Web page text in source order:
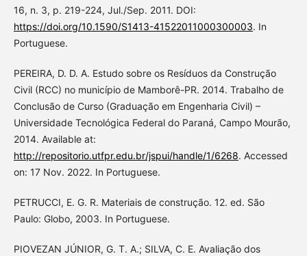
16, n. 3, p. 219-224, Jul./Sep. 2011. DOI:
https://doi.org/10.1590/S1413-41522011000300003. In
Portuguese.
PEREIRA, D. D. A. Estudo sobre os Resíduos da Construção
Civil (RCC) no município de Mamborê-PR. 2014. Trabalho de
Conclusão de Curso (Graduação em Engenharia Civil) –
Universidade Tecnológica Federal do Paraná, Campo Mourão,
2014. Available at:
http://repositorio.utfpr.edu.br/jspui/handle/1/6268. Accessed
on: 17 Nov. 2022. In Portuguese.
PETRUCCI, E. G. R. Materiais de construção. 12. ed. São
Paulo: Globo, 2003. In Portuguese.
PIOVEZAN JÚNIOR, G. T. A.; SILVA, C. E. Avaliação dos